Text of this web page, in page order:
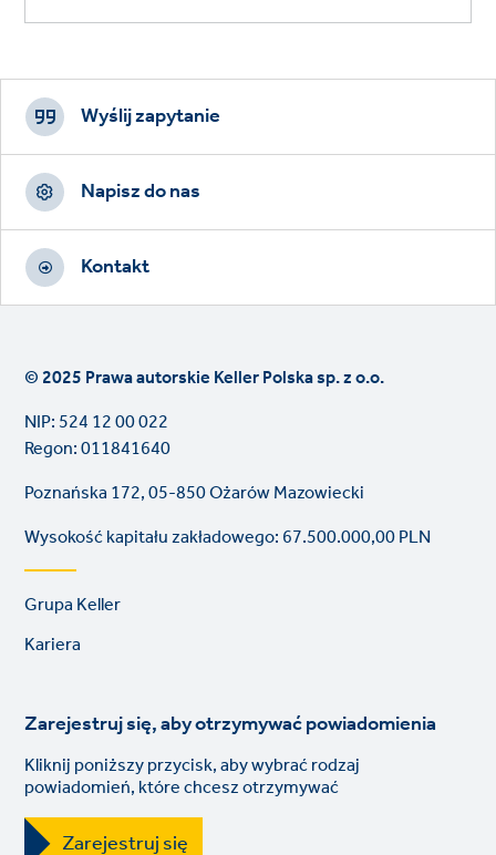
Footer
CTAs
Wyślij zapytanie
Napisz do nas
Kontakt
© 2025 Prawa autorskie Keller Polska sp. z o.o.
NIP: 524 12 00 022
Regon: 011841640
Poznańska 172, 05-850 Ożarów Mazowiecki
Wysokość kapitału zakładowego: 67.500.000,00 PLN
Footer
links
Grupa Keller
Kariera
Zarejestruj się, aby otrzymywać powiadomienia
Kliknij poniższy przycisk, aby wybrać rodzaj
powiadomień, które chcesz otrzymywać
Zarejestruj się